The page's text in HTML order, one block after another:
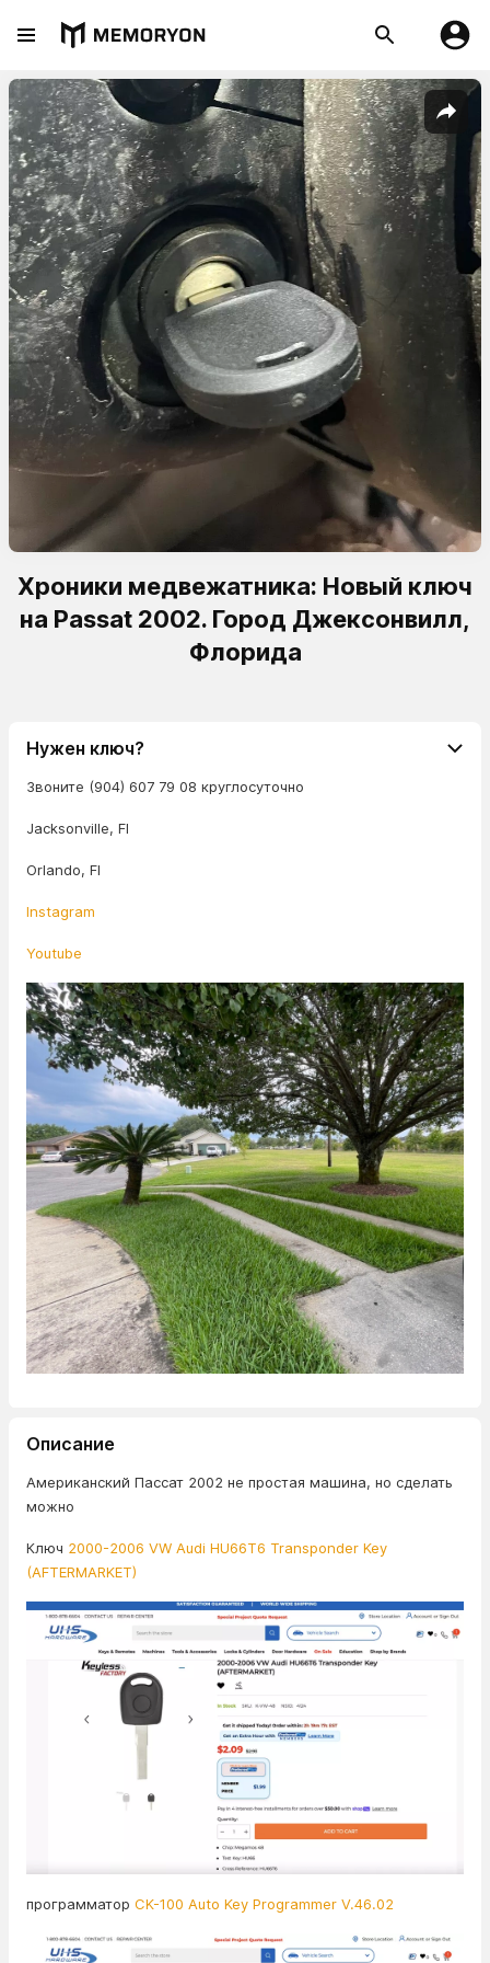
Хроники медвежатника: Новый ключ
на Passat 2002. Город Джексонвилл,
Флорида
Нужен ключ?
Звоните (904) 607 79 08 круглосуточно
Jacksonville, Fl
Orlando, Fl
Instagram
Youtube
Описание
Американский Пассат 2002 не простая машина, но сделать
можно
Ключ 2000-2006 VW Audi HU66T6 Transponder Key
(AFTERMARKET)
программатор CK-100 Auto Key Programmer V.46.02